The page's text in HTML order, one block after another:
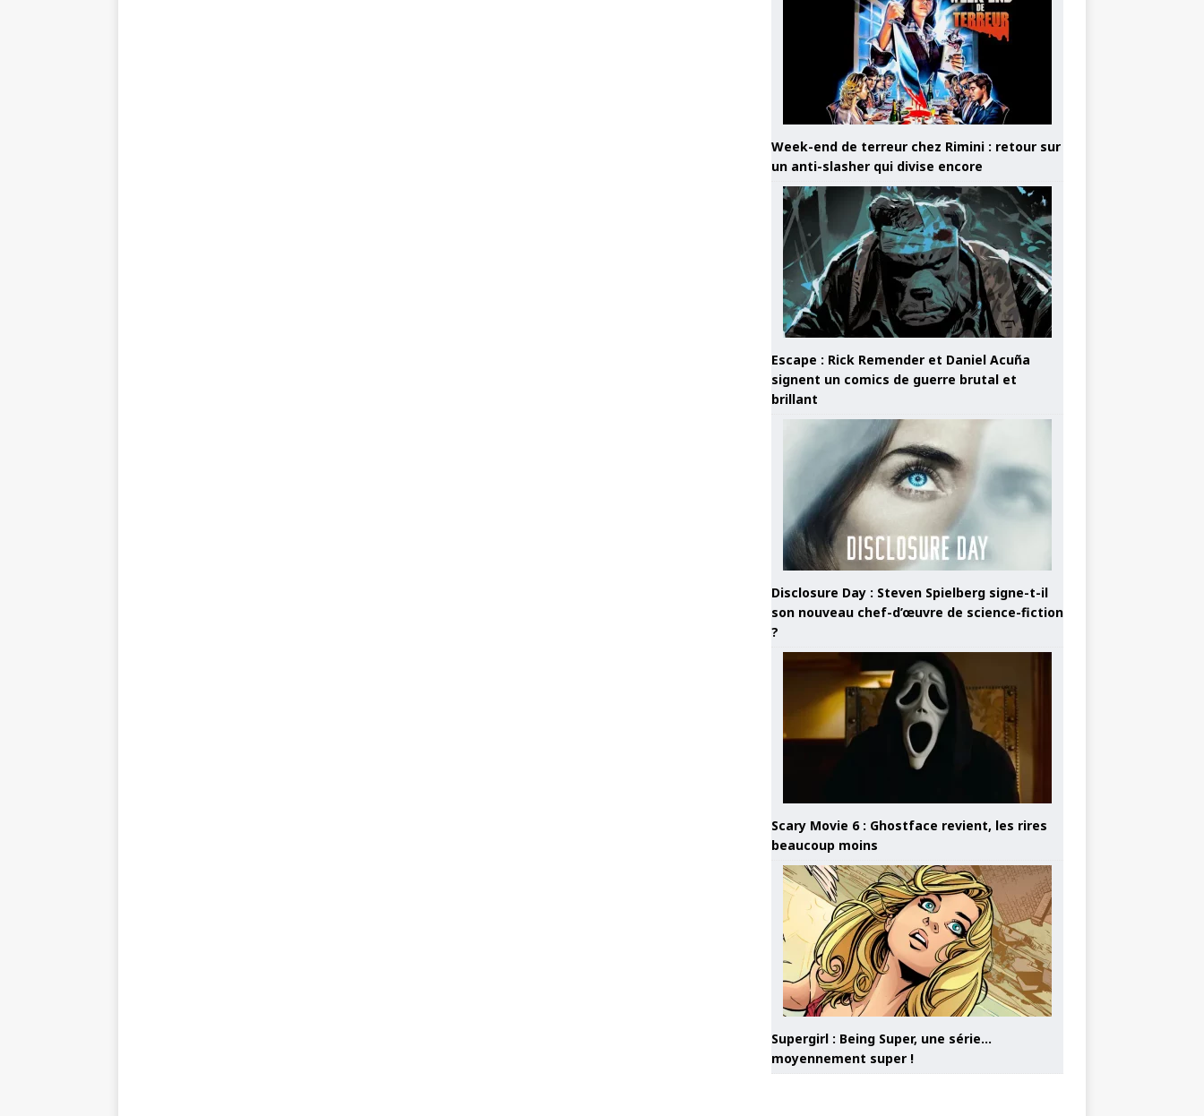
Week-end de terreur chez Rimini : retour sur
un anti-slasher qui divise encore
Escape : Rick Remender et Daniel Acuña
signent un comics de guerre brutal et
brillant
Disclosure Day : Steven Spielberg signe-t-il
son nouveau chef-d’œuvre de science-fiction
?
Scary Movie 6 : Ghostface revient, les rires
beaucoup moins
Supergirl : Being Super, une série…
moyennement super !